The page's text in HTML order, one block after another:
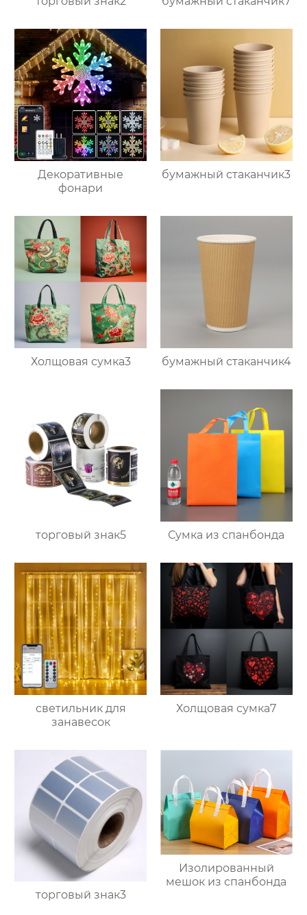
Декоративные
фонари
бумажный стаканчик3
Холщовая сумка3 бумажный стаканчик4
торговый знак5 Сумка из спанбонда
светильник для
занавесок
Холщовая сумка7
торговый знак3
Изолированный
мешок из спанбонда